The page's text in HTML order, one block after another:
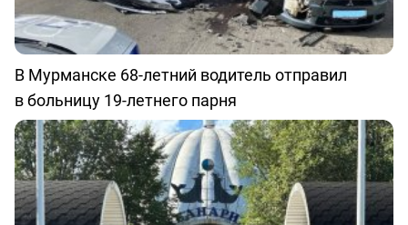
В Мурманске 68-летний водитель отправил
в больницу 19-летнего парня